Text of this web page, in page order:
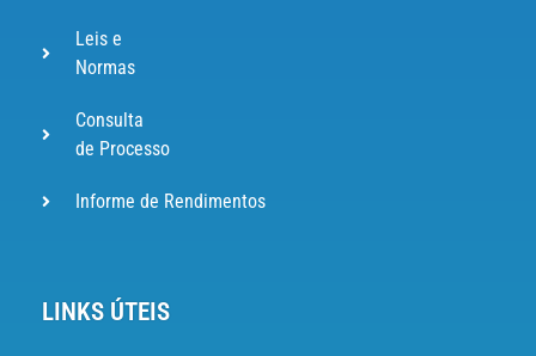
Leis e
Normas
Consulta
de Processo
Informe de Rendimentos
LINKS ÚTEIS